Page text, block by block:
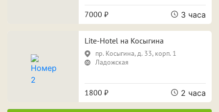
7000 ₽ 3 часа
Lite-Hotel на Косыгина
пр. Косыгина, д. 33, корп. 1
Ладожская
1800 ₽ 2 часа